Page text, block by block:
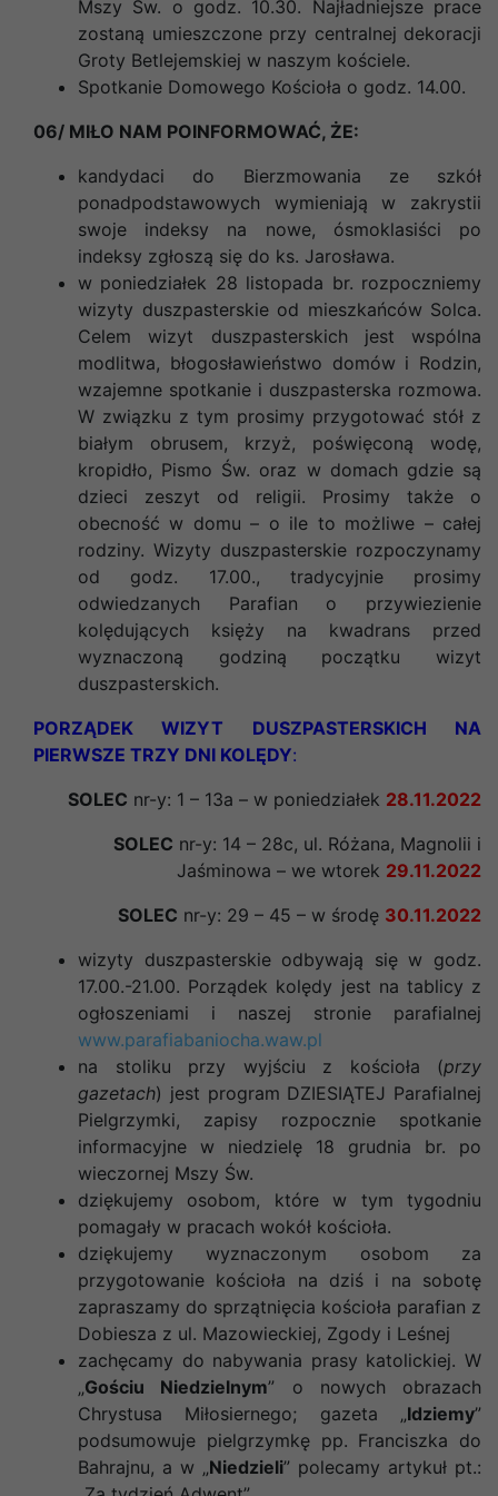
Mszy Św. o godz. 10.30. Najładniejsze prace
zostaną umieszczone przy centralnej dekoracji
Groty Betlejemskiej w naszym kościele.
Spotkanie Domowego Kościoła o godz. 14.00.
06/ MIŁO NAM POINFORMOWAĆ, ŻE:
kandydaci do Bierzmowania ze szkół
ponadpodstawowych wymieniają w zakrystii
swoje indeksy na nowe, ósmoklasiści po
indeksy zgłoszą się do ks. Jarosława.
w poniedziałek 28 listopada br. rozpoczniemy
wizyty duszpasterskie od mieszkańców Solca.
Celem wizyt duszpasterskich jest wspólna
modlitwa, błogosławieństwo domów i Rodzin,
wzajemne spotkanie i duszpasterska rozmowa.
W związku z tym prosimy przygotować stół z
białym obrusem, krzyż, poświęconą wodę,
kropidło, Pismo Św. oraz w domach gdzie są
dzieci zeszyt od religii. Prosimy także o
obecność w domu – o ile to możliwe – całej
rodziny. Wizyty duszpasterskie rozpoczynamy
od godz. 17.00., tradycyjnie prosimy
odwiedzanych Parafian o przywiezienie
kolędujących księży na kwadrans przed
wyznaczoną godziną początku wizyt
duszpasterskich.
PORZĄDEK WIZYT DUSZPASTERSKICH NA
PIERWSZE TRZY DNI KOLĘDY:
SOLEC nr-y: 1 – 13a – w poniedziałek 28.11.2022
SOLEC nr-y: 14 – 28c, ul. Różana, Magnolii i
Jaśminowa – we wtorek 29.11.2022
SOLEC nr-y: 29 – 45 – w środę 30.11.2022
wizyty duszpasterskie odbywają się w godz.
17.00.-21.00. Porządek kolędy jest na tablicy z
ogłoszeniami i naszej stronie parafialnej
www.parafiabaniocha.waw.pl
na stoliku przy wyjściu z kościoła (przy
gazetach) jest program DZIESIĄTEJ Parafialnej
Pielgrzymki, zapisy rozpocznie spotkanie
informacyjne w niedzielę 18 grudnia br. po
wieczornej Mszy Św.
dziękujemy osobom, które w tym tygodniu
pomagały w pracach wokół kościoła.
dziękujemy wyznaczonym osobom za
przygotowanie kościoła na dziś i na sobotę
zapraszamy do sprzątnięcia kościoła parafian z
Dobiesza z ul. Mazowieckiej, Zgody i Leśnej
zachęcamy do nabywania prasy katolickiej. W
„Gościu Niedzielnym” o nowych obrazach
Chrystusa Miłosiernego; gazeta „Idziemy”
podsumowuje pielgrzymkę pp. Franciszka do
Bahrajnu, a w „Niedzieli” polecamy artykuł pt.: